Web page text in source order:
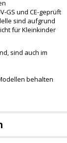
GS und CE-geprüft
sind aufgrund
für Kleinkinder
sind auch im
behalten